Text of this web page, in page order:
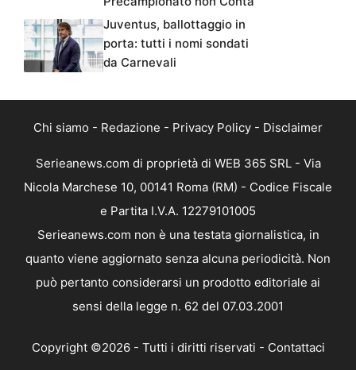
Juventus, ballottaggio in
porta: tutti i nomi sondati
da Carnevali
Chi siamo - Redazione - Privacy Policy - Disclaimer
Serieanews.com di proprietà di WEB 365 SRL - Via
Nicola Marchese 10, 00141 Roma (RM) - Codice Fiscale
e Partita I.V.A. 12279101005
Serieanews.com non è una testata giornalistica, in
quanto viene aggiornato senza alcuna periodicità. Non
può pertanto considerarsi un prodotto editoriale ai
sensi della legge n. 62 del 07.03.2001
Copyright ©2026 - Tutti i diritti riservati - Contattaci